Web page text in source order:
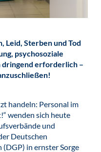
Leid, Sterben und Tod
psychosoziale
erforderlich –
handeln: Personal im
wenden sich heute
und
Deutschen
in ernster Sorge